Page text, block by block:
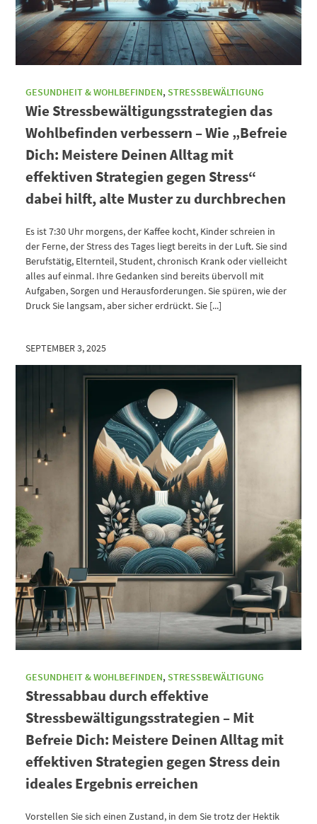
GESUNDHEIT & WOHLBEFINDEN, STRESSBEWÄLTIGUNG
Wie Stressbewältigungsstrategien das
Wohlbefinden verbessern – Wie „Befreie
Dich: Meistere Deinen Alltag mit
effektiven Strategien gegen Stress“
dabei hilft, alte Muster zu durchbrechen
Es ist 7:30 Uhr morgens, der Kaffee kocht, Kinder schreien in
der Ferne, der Stress des Tages liegt bereits in der Luft. Sie sind
Berufstätig, Elternteil, Student, chronisch Krank oder vielleicht
alles auf einmal. Ihre Gedanken sind bereits übervoll mit
Aufgaben, Sorgen und Herausforderungen. Sie spüren, wie der
Druck Sie langsam, aber sicher erdrückt. Sie [...]
SEPTEMBER 3, 2025
GESUNDHEIT & WOHLBEFINDEN, STRESSBEWÄLTIGUNG
Stressabbau durch effektive
Stressbewältigungsstrategien – Mit
Befreie Dich: Meistere Deinen Alltag mit
effektiven Strategien gegen Stress dein
ideales Ergebnis erreichen
Vorstellen Sie sich einen Zustand, in dem Sie trotz der Hektik